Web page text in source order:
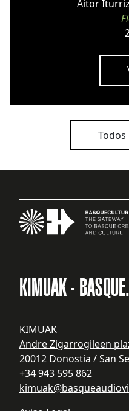
Aitor
KIMUAK -
KIMUAK
Andre Zigarrogileen
20012 Donostia / San
+34 943 595 862